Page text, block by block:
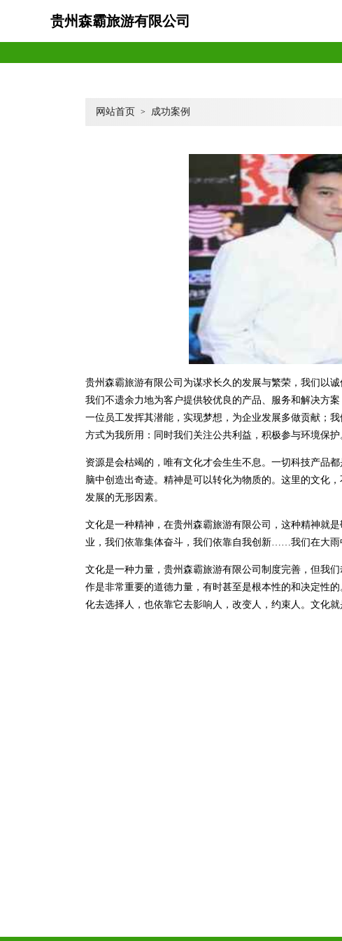
贵州森霸旅游有限公司
网站首页 > 成功案例
贵州森霸旅游有限公司为谋求长久的发展与繁荣，我们以
我们不遗余力地为客户提供较优良的产品、服务和解决方
一位员工发挥其潜能，实现梦想，为企业发展多做贡献；
方式为我所用：同时我们关注公共利益，积极参与环境保护
资源是会枯竭的，唯有文化才会生生不息。一切科技产品
脑中创造出奇迹。精神是可以转化为物质的。这里的文化
发展的无形因素。
文化是一种精神，在贵州森霸旅游有限公司，这种精神就
业，我们依靠集体奋斗，我们依靠自我创新……我们在大
文化是一种力量，贵州森霸旅游有限公司制度完善，但我
作是非常重要的道德力量，有时甚至是根本性的和决定性
化去选择人，也依靠它去影响人，改变人，约束人。文化就